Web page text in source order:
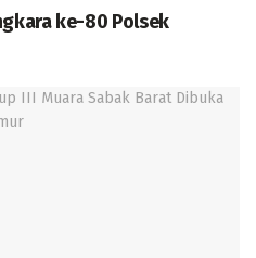
ke-80 Polsek